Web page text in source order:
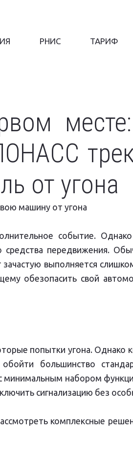
РНИС ТАРИФ
от угона
машину от угона
событие.
передвижения.
выполняется
обезопасить свой
попытки угона.
большинство
минимальным набором
сигнализацию без
комплексные